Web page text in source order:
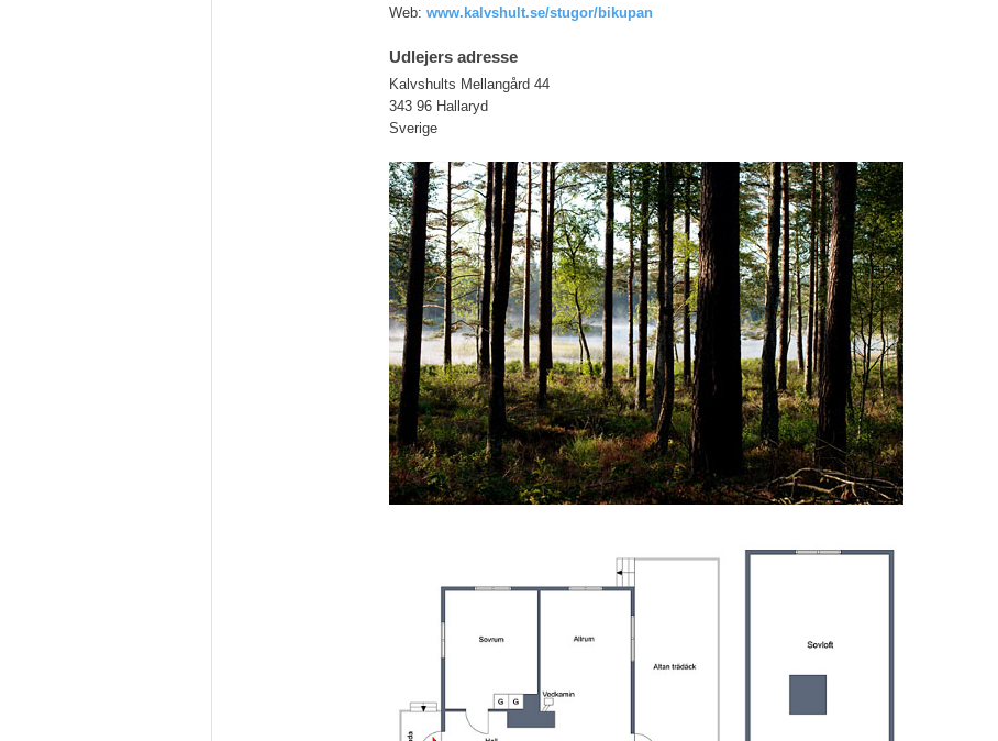
Web: www.kalvshult.se/stugor/bikupan
Udlejers adresse
Kalvshults Mellangård 44
343 96 Hallaryd
Sverige